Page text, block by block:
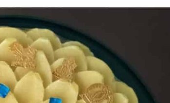
तारी प्रतिष्ठा मारा मन मां छे करवी,
काया नी माया तारा चरणो मां धरवी
तारी प्रतिष्ठा मारा मन मां छे करवी,
काया नी माया तारा चरणो मां धरवी